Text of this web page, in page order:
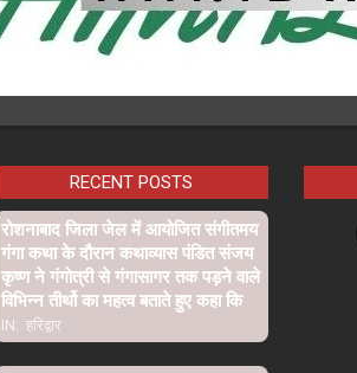
RECENT POSTS
रोशनाबाद जिला जेल में आयोजित संगीतमय
गंगा कथा के दौरान कथाव्यास पंडित संजय
कृष्ण ने गंगोत्री से गंगासागर तक पड़ने वाले
विभिन्न तीर्थो का महत्व बताते हुए कहा कि
IN: हरिद्वार